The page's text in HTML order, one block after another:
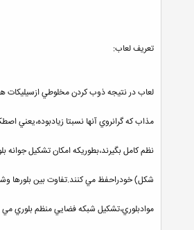
تعريف لعاب:
لعاب در نتيجه ذوب كردن مخلوطي ازسيليكات
مذاب كه گرانروي آنها نسبتا زيادبوده،يعني
نظم كامل بگيرند،بطوريكه امكان تشكيل
شكل) خودراحفظ مي كنند.تفاوت بين بلورها
موادبلوري،تشكيل شبكه فضايي منظم بلوري